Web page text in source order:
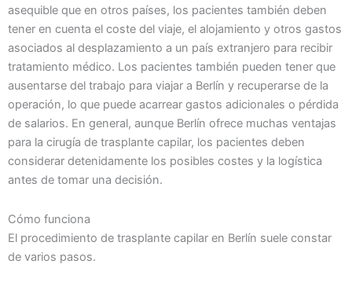
asequible que en otros países, los pacientes también deben
tener en cuenta el coste del viaje, el alojamiento y otros gastos
asociados al desplazamiento a un país extranjero para recibir
tratamiento médico. Los pacientes también pueden tener que
ausentarse del trabajo para viajar a Berlín y recuperarse de la
operación, lo que puede acarrear gastos adicionales o pérdida
de salarios. En general, aunque Berlín ofrece muchas ventajas
para la cirugía de trasplante capilar, los pacientes deben
considerar detenidamente los posibles costes y la logística
antes de tomar una decisión.
Cómo funciona
El procedimiento de trasplante capilar en Berlín suele constar
de varios pasos.